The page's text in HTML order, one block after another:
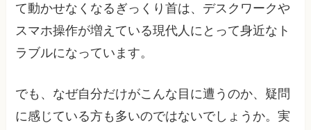
て動かせなくなるぎっくり首は、デスクワークや
スマホ操作が増えている現代人にとって身近なト
ラブルになっています。
でも、なぜ自分だけがこんな目に遭うのか、疑問
に感じている方も多いのではないでしょうか。実